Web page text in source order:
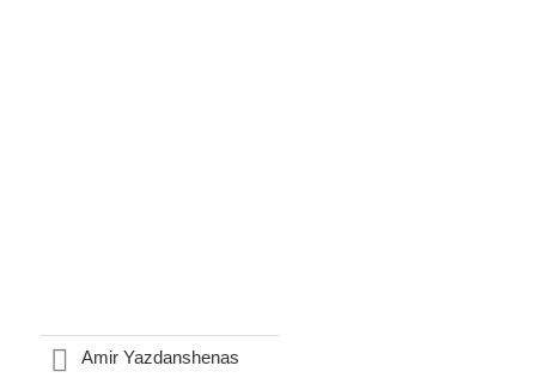
Amir Yazdanshenas